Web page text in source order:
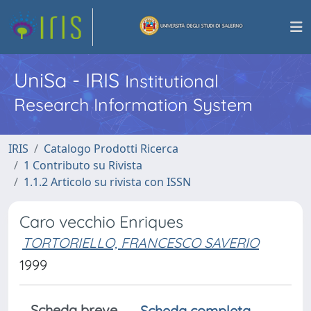
UniSa - IRISInstitutional
Research Information System
IRIS
Catalogo Prodotti Ricerca
1 Contributo su Rivista
1.1.2 Articolo su rivista con ISSN
Caro vecchio Enriques
TORTORIELLO, FRANCESCO SAVERIO
1999